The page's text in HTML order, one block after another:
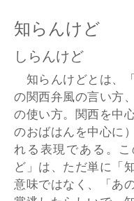
知らんけど
しらんけど
知らんけどとは、
の関西弁風の言い方
の使い方。関西を中
のおばはんを中心に
れる表現である。
ど」は、ただ単に「
意味ではなく、「あ